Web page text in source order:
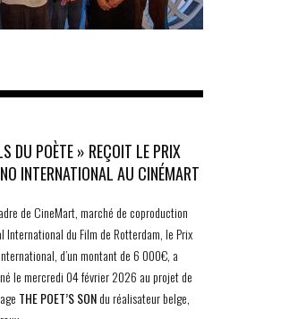
DU POÈTE » REÇOIT LE PRIX
INTERNATIONAL AU CINÉMART
de CineMart, marché de coproduction
International du Film de Rotterdam, le Prix
d’un montant de 6 000€, a
le mercredi 04 février 2026 au projet de
THE POET’S SONdu réalisateur belge,